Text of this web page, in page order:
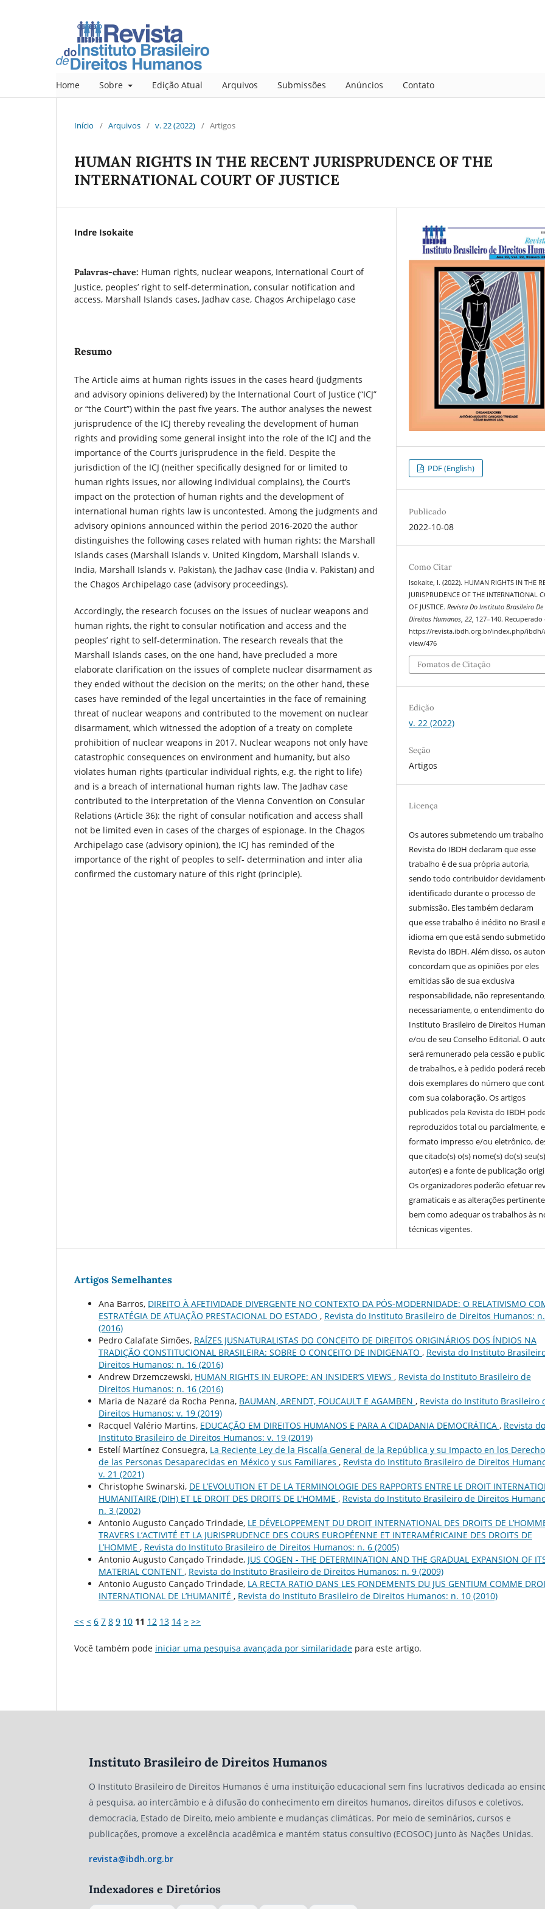
Home Sobre Edição Atual Arquivos Submissões Anúncios Contato
Início / Arquivos / v. 22 (2022) / Artigos
HUMAN RIGHTS IN THE RECENT JURISPRUDENCE OF THE
INTERNATIONAL COURT OF JUSTICE
Indre Isokaite
Palavras-chave: Human rights, nuclear weapons, International Court of
Justice, peoples’ right to self-determination, consular notification and
access, Marshall Islands cases, Jadhav case, Chagos Archipelago case
Resumo
The Article aims at human rights issues in the cases heard (judgments
and advisory opinions delivered) by the International Court of Justice (“ICJ”
or “the Court”) within the past five years. The author analyses the newest
jurisprudence of the ICJ thereby revealing the development of human
rights and providing some general insight into the role of the ICJ and the
importance of the Court’s jurisprudence in the field. Despite the
jurisdiction of the ICJ (neither specifically designed for or limited to
human rights issues, nor allowing individual complains), the Court’s
impact on the protection of human rights and the development of
international human rights law is uncontested. Among the judgments and
advisory opinions announced within the period 2016-2020 the author
distinguishes the following cases related with human rights: the Marshall
Islands cases (Marshall Islands v. United Kingdom, Marshall Islands v.
India, Marshall Islands v. Pakistan), the Jadhav case (India v. Pakistan) and
the Chagos Archipelago case (advisory proceedings).
Accordingly, the research focuses on the issues of nuclear weapons and
human rights, the right to consular notification and access and the
peoples’ right to self-determination. The research reveals that the
Marshall Islands cases, on the one hand, have precluded a more
elaborate clarification on the issues of complete nuclear disarmament as
they ended without the decision on the merits; on the other hand, these
cases have reminded of the legal uncertainties in the face of remaining
threat of nuclear weapons and contributed to the movement on nuclear
disarmament, which witnessed the adoption of a treaty on complete
prohibition of nuclear weapons in 2017. Nuclear weapons not only have
catastrophic consequences on environment and humanity, but also
violates human rights (particular individual rights, e.g. the right to life)
and is a breach of international human rights law. The Jadhav case
contributed to the interpretation of the Vienna Convention on Consular
Relations (Article 36): the right of consular notification and access shall
not be limited even in cases of the charges of espionage. In the Chagos
Archipelago case (advisory opinion), the ICJ has reminded of the
importance of the right of peoples to self- determination and inter alia
confirmed the customary nature of this right (principle).
PDF (English)
Publicado
2022-10-08
Como Citar
Isokaite, I. (2022). HUMAN RIGHTS IN THE
JURISPRUDENCE OF THE INTERNATIONAL
OF JUSTICE.Revista Do Instituto Brasileiro De
Direitos Humanos ,22 , 127–140. Recuperado
https://revista.ibdh.org.br/index.php/ibdh/
view/476
Fomatos de Citação
Edição
v. 22 (2022)
Seção
Artigos
Licença
Os autores submetendo um trabalho
Revista do IBDH declaram que esse
trabalho é de sua própria autoria,
sendo todo contribuidor
identificado durante o processo de
submissão. Eles também declaram
que esse trabalho é inédito no Brasil
idioma em que está sendo
Revista do IBDH. Além disso, os
concordam que as opiniões por eles
emitidas são de sua exclusiva
responsabilidade, não
necessariamente, o entendimento do
Instituto Brasileiro de Direitos
e/ou de seu Conselho Editorial. O
será remunerado pela cessão e
de trabalhos, e à pedido poderá
dois exemplares do número que
com sua colaboração. Os artigos
publicados pela Revista do IBDH
reproduzidos total ou parcialmente,
formato impresso e/ou eletrônico,
que citado(s) o(s) nome(s) do(s) seu(s)
autor(es) e a fonte de publicação
Os organizadores poderão efetuar
gramaticais e as alterações
bem como adequar os trabalhos às
técnicas vigentes.
Artigos Semelhantes
Ana Barros, DIREITO À AFETIVIDADE DIVERGENTE NO CONTEXTO DA PÓS-MODERNIDADE: O RELATIVISMO
ESTRATÉGIA DE ATUAÇÃO PRESTACIONAL DO ESTADO , Revista do Instituto Brasileiro de Direitos Humanos:
(2016)
Pedro Calafate Simões, RAÍZES JUSNATURALISTAS DO CONCEITO DE DIREITOS ORIGINÁRIOS DOS ÍNDIOS NA
TRADIÇÃO CONSTITUCIONAL BRASILEIRA: SOBRE O CONCEITO DE INDIGENATO , Revista do Instituto
Direitos Humanos: n. 16 (2016)
Andrew Drzemczewski, HUMAN RIGHTS IN EUROPE: AN INSIDER’S VIEWS , Revista do Instituto Brasileiro de
Direitos Humanos: n. 16 (2016)
Maria de Nazaré da Rocha Penna, BAUMAN, ARENDT, FOUCAULT E AGAMBEN , Revista do Instituto Brasileiro
Direitos Humanos: v. 19 (2019)
Racquel Valério Martins, EDUCAÇÃO EM DIREITOS HUMANOS E PARA A CIDADANIA DEMOCRÁTICA , Revista do
Instituto Brasileiro de Direitos Humanos: v. 19 (2019)
Estelí Martínez Consuegra, La Reciente Ley de la Fiscalía General de la República y su Impacto en los
de las Personas Desaparecidas en México y sus Familiares , Revista do Instituto Brasileiro de Direitos
v. 21 (2021)
Christophe Swinarski, DE L’EVOLUTION ET DE LA TERMINOLOGIE DES RAPPORTS ENTRE LE DROIT
HUMANITAIRE (DIH) ET LE DROIT DES DROITS DE L’HOMME , Revista do Instituto Brasileiro de Direitos
n. 3 (2002)
Antonio Augusto Cançado Trindade, LE DÉVELOPPEMENT DU DROIT INTERNATIONAL DES DROITS DE
TRAVERS L’ACTIVITÉ ET LA JURISPRUDENCE DES COURS EUROPÉENNE ET INTERAMÉRICAINE DES DROITS DE
L’HOMME , Revista do Instituto Brasileiro de Direitos Humanos: n. 6 (2005)
Antonio Augusto Cançado Trindade, JUS COGEN - THE DETERMINATION AND THE GRADUAL EXPANSION OF
MATERIAL CONTENT , Revista do Instituto Brasileiro de Direitos Humanos: n. 9 (2009)
Antonio Augusto Cançado Trindade, LA RECTA RATIO DANS LES FONDEMENTS DU JUS GENTIUM COMME
INTERNATIONAL DE L’HUMANITÉ , Revista do Instituto Brasileiro de Direitos Humanos: n. 10 (2010)
<< < 6 7 8 9 10 11 12 13 14 > >>
Você também pode iniciar uma pesquisa avançada por similaridade para este artigo.
Instituto Brasileiro de Direitos Humanos
O Instituto Brasileiro de Direitos Humanos é uma instituição educacional sem fins lucrativos dedicada ao
à pesquisa, ao intercâmbio e à difusão do conhecimento em direitos humanos, direitos difusos e coletivos,
democracia, Estado de Direito, meio ambiente e mudanças climáticas. Por meio de seminários, cursos e
publicações, promove a excelência acadêmica e mantém status consultivo (ECOSOC) junto às Nações Unidas.
revista@ibdh.org.br
Indexadores e Diretórios